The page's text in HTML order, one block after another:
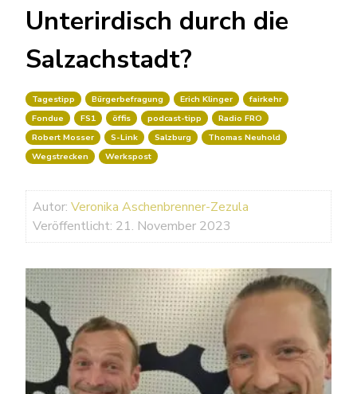
Unterirdisch durch die
Salzachstadt?
Tagestipp Bürgerbefragung Erich Klinger
fairkehr
Fondue
FS1 öffis podcast-tipp
Radio FRO
Robert Mosser
S-Link Salzburg
Thomas Neuhold
Wegstrecken
Werkspost
Autor: Veronika Aschenbrenner-Zezula
Veröffentlicht: 21. November 2023